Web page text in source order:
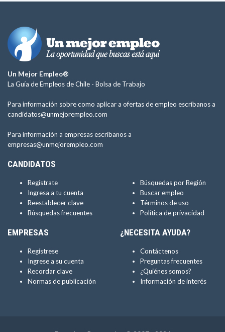
Un Mejor Empleo®
La Guía de Empleos de Chile - Bolsa de Trabajo
Para información sobre como aplicar a ofertas de empleo escríbanos a
candidatos@unmejorempleo.com
Para información a empresas escríbanos a
empresas@unmejorempleo.com
CANDIDATOS
Regístrate
Ingresa a tu cuenta
Reestablecer clave
Búsquedas frecuentes
Búsquedas por Región
Buscar empleo
Términos de uso
Política de privacidad
EMPRESAS
Regístrese
Ingrese a su cuenta
Recordar clave
Normas de publicación
¿NECESITA AYUDA?
Contáctenos
Preguntas frecuentes
¿Quiénes somos?
Información de interés